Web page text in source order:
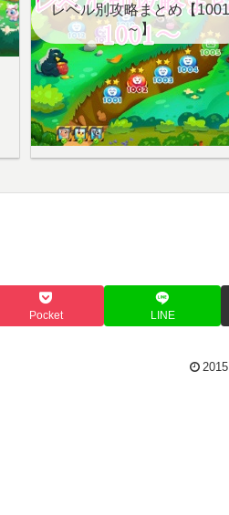
レベル別攻略まとめ【1001
～】
Pocket LINE